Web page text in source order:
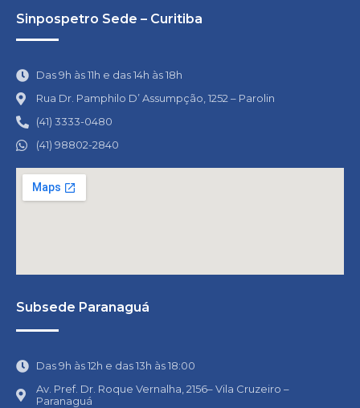
Sinpospetro Sede – Curitiba
Das 9h às 11h e das 14h às 18h
Rua Dr. Pamphilo D’ Assumpção, 1252 – Parolin
(41) 3333-0480
(41) 98802-2840
Subsede Paranaguá
Das 9h às 12h e das 13h às 18:00
Av. Pref. Dr. Roque Vernalha, 2156– Vila Cruzeiro –
Paranaguá